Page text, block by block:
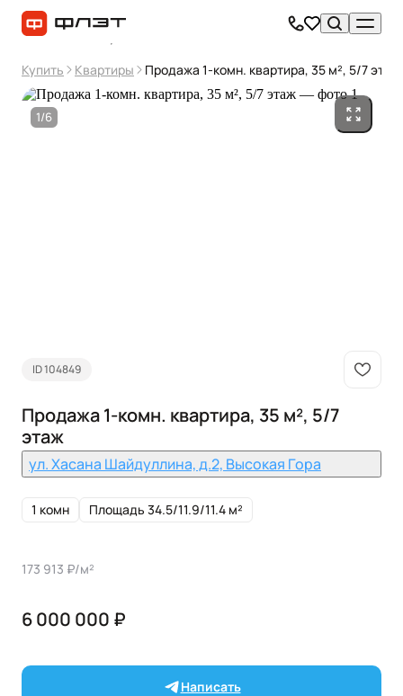
Купить Квартиры Продажа 1-комн. квартира, 35 м², 5/7 этаж
1/6
ID 104849
Продажа 1-комн. квартира, 35 м², 5/7
этаж
ул. Хасана Шайдуллина, д.2, Высокая Гора
1 комн Площадь 34.5/11.9/11.4 м²
173 913 ₽/м²
6 000 000 ₽
Написать